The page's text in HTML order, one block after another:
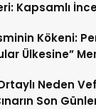
Kapsamlı
Kökeni:
Ülkesine”
Neden
Son